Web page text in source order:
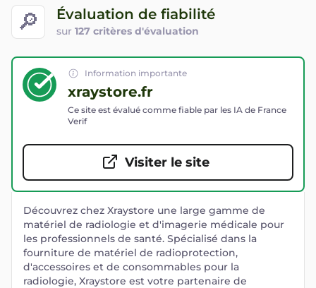
🔎 Évaluation de fiabilité
sur 127 critères d'évaluation
Information importante
xraystore.fr
Ce site est évalué comme fiable par les IA de France
Verif
Visiter le site
Découvrez chez Xraystore une large gamme de
matériel de radiologie et d'imagerie médicale pour
les professionnels de santé. Spécialisé dans la
fourniture de matériel de radioprotection,
d'accessoires et de consommables pour la
radiologie, Xraystore est votre partenaire de